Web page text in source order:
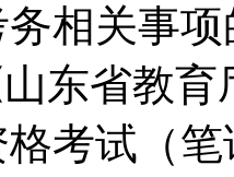
相关事
东省教
考试（